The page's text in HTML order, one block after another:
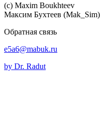
(c) Maхim Boukhteev
Максим Бухтеев (Mak_Sim)
Обратная связь
e5a6@mabuk.ru
by Dr. Radut